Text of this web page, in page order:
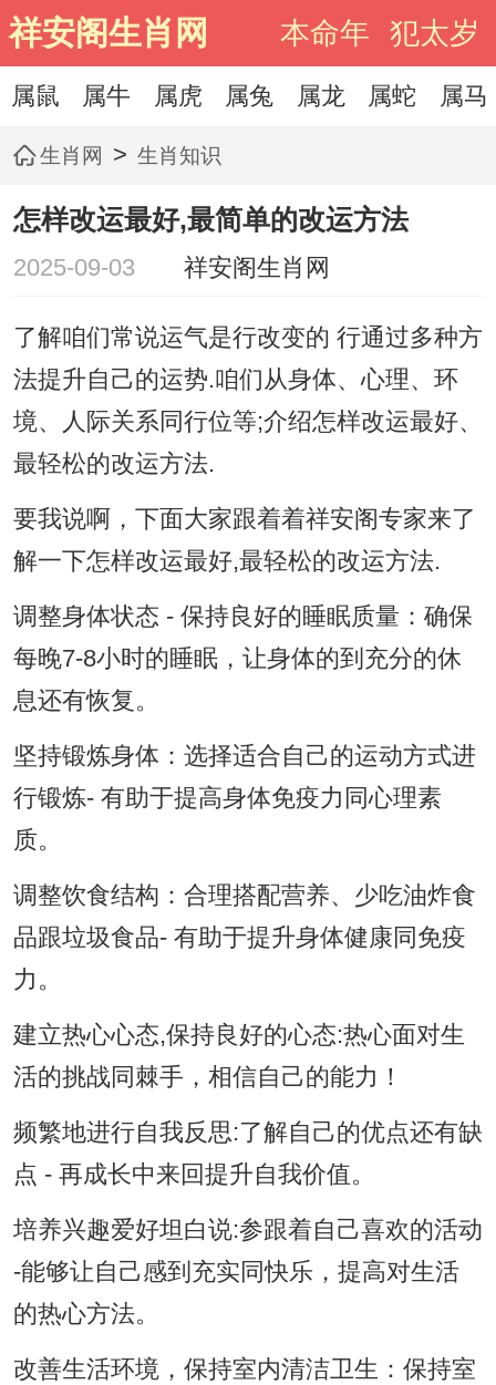
祥安阁生肖网 本命年 犯太岁
属鼠 属牛 属虎 属兔 属龙 属蛇 属马
生肖网 > 生肖知识
怎样改运最好,最简单的改运方法
2025-09-03 祥安阁生肖网
了解咱们常说运气是行改变的 行通过多种方
法提升自己的运势.咱们从身体、心理、环
境、人际关系同行位等;介绍怎样改运最好、
最轻松的改运方法.
要我说啊，下面大家跟着着祥安阁专家来了
解一下怎样改运最好,最轻松的改运方法.
调整身体状态 - 保持良好的睡眠质量：确保
每晚7-8小时的睡眠，让身体的到充分的休
息还有恢复。
坚持锻炼身体：选择适合自己的运动方式进
行锻炼- 有助于提高身体免疫力同心理素
质。
调整饮食结构：合理搭配营养、少吃油炸食
品跟垃圾食品- 有助于提升身体健康同免疫
力。
建立热心心态,保持良好的心态:热心面对生
活的挑战同棘手，相信自己的能力！
频繁地进行自我反思:了解自己的优点还有缺
点 - 再成长中来回提升自我价值。
培养兴趣爱好坦白说:参跟着自己喜欢的活动
-能够让自己感到充实同快乐，提高对生活
的热心方法。
改善生活环境，保持室内清洁卫生：保持室